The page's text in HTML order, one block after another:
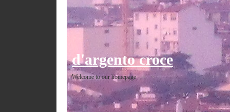
d'argento croce
Welcome to our homepage